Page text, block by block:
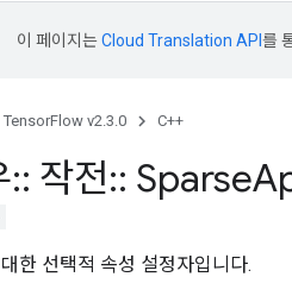
이 페이지는Cloud Translation API 를
TensorFlow v2.3.0 C++
:: 작전:: Sparse
한 선택적 속성 설정자입니다.